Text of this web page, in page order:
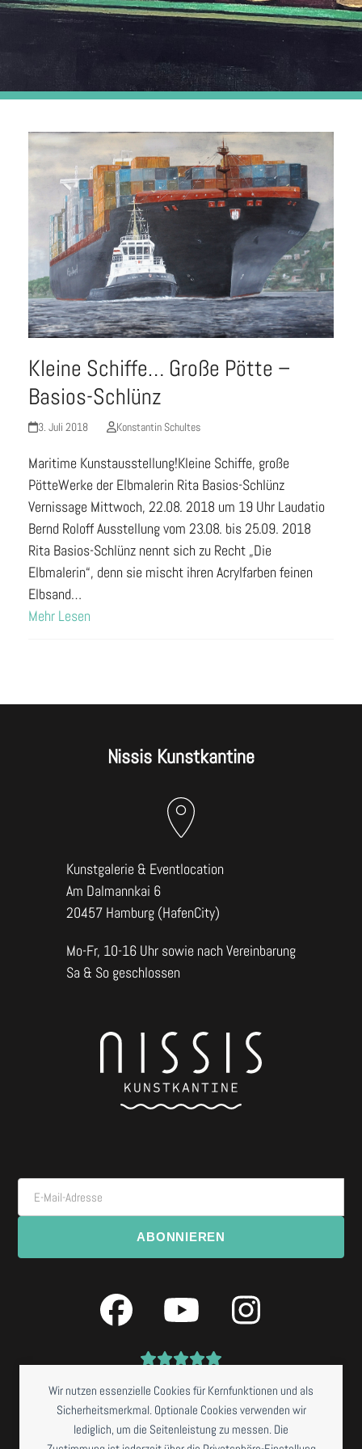
Wir nutzen essenzielle Cookies für Kernfunktionen und als
Sicherheitsmerkmal. Optionale Cookies verwenden wir
lediglich, um die Seitenleistung zu messen. Die
Kleine Schiffe… Große Pötte –
Basios-Schlünz
3. Juli 2018 Konstantin Schultes
Maritime Kunstausstellung!Kleine Schiffe, große
PötteWerke der Elbmalerin Rita Basios-Schlünz
Vernissage Mittwoch, 22.08. 2018 um 19 Uhr Laudatio
Bernd Roloff Ausstellung vom 23.08. bis 25.09. 2018
Rita Basios-Schlünz nennt sich zu Recht „Die
Elbmalerin“, denn sie mischt ihren Acrylfarben feinen
Elbsand…
Mehr Lesen
Nissis Kunstkantine
Kunstgalerie & Eventlocation
Am Dalmannkai 6
20457 Hamburg (HafenCity)
Mo-Fr, 10-16 Uhr sowie nach Vereinbarung
Sa & So geschlossen
E-Mail-Adresse
ABONNIEREN
Facebook
YouTube